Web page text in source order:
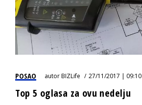
POSAO autorBIZLife 27/11/2017 | 09:10
Top 5 oglasa za ovu nedelju